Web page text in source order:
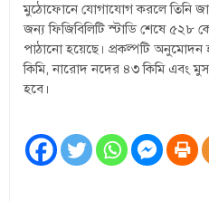
মুঠোফোনে যোগাযোগ করলে তিনি
জন্য ফিজিবিলিটি স্টাডি শেষে ৫২৮
পাঠানো হয়েছে। প্রকল্পটি
কিমি, নারোদ নদের ৪৩ কিমি এবং
হবে।